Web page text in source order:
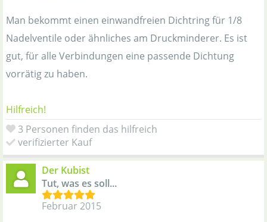
Man bekommt einen einwandfreien Dichtring für 1/8
Nadelventile oder ähnliches am Druckminderer. Es ist
gut, für alle Verbindungen eine passende Dichtung
vorrätig zu haben.
Hilfreich!
3 Personen finden das hilfreich
verifizierter Kauf
Der Kubist
Tut, was es soll...
Februar 2015